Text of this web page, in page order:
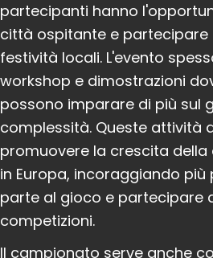
partecipanti hanno
città ospitante e partecipare
festività locali. L'evento
workshop e dimostrazioni
possono imparare di più sul
complessità. Queste attività
promuovere la crescita
in Europa, incoraggiando
parte al gioco e partecipare
competizioni.
Il campionato serve anche